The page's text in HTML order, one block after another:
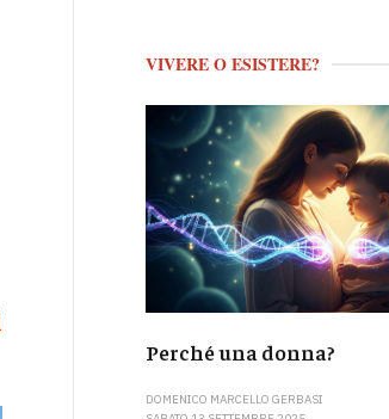
VIVERE O ESISTERE?
Perché una donna?
DOMENICO MARCELLO GERBASI